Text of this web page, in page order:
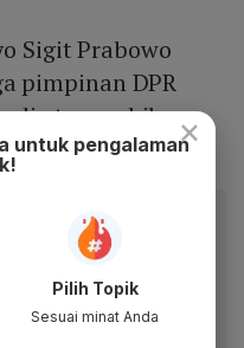
Sigit Prabowo
pimpinan DPR
di atas mobil
mobile.
nyaman dan nikmati
mobile Katadata.
×
untuk pengalaman
Pilih Topik
Sesuai minat Anda